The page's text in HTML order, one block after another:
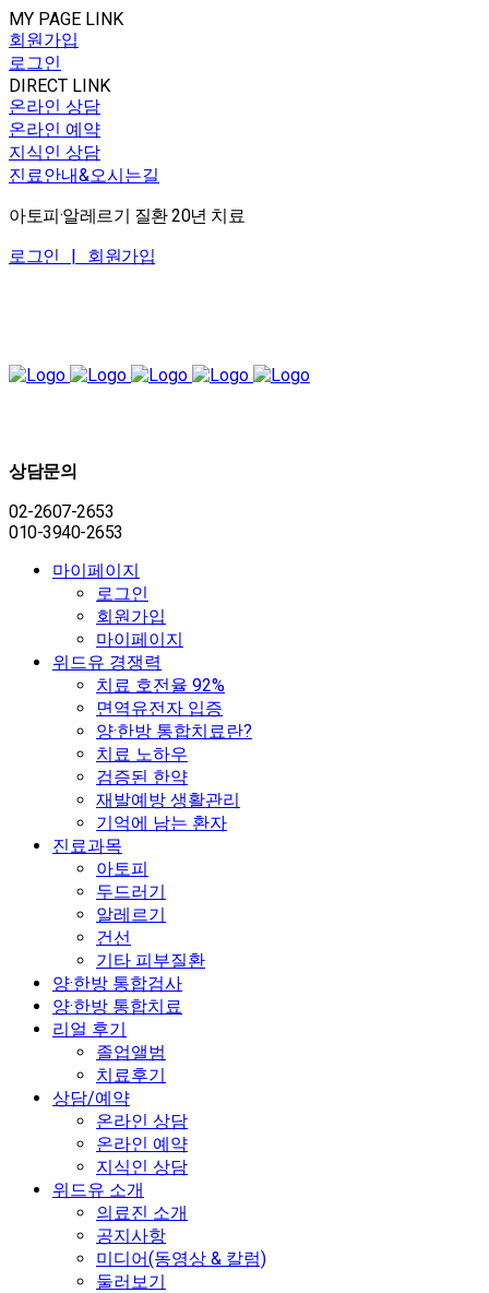
MY PAGE LINK
회원가입
로그인
DIRECT LINK
온라인 상담
온라인 예약
지식인 상담
진료안내&오시는길
아토피·알레르기 질환 20년 치료
로그인 | 회원가입
상담문의
02-2607-2653
010-3940-2653
마이페이지
로그인
회원가입
마이페이지
위드유 경쟁력
치료 호전율 92%
면역유전자 입증
양·한방 통합치료란?
치료 노하우
검증된 한약
재발예방 생활관리
기억에 남는 환자
진료과목
아토피
두드러기
알레르기
건선
기타 피부질환
양·한방 통합검사
양·한방 통합치료
리얼 후기
졸업앨범
치료후기
상담/예약
온라인 상담
온라인 예약
지식인 상담
위드유 소개
의료진 소개
공지사항
미디어(동영상 & 칼럼)
둘러보기